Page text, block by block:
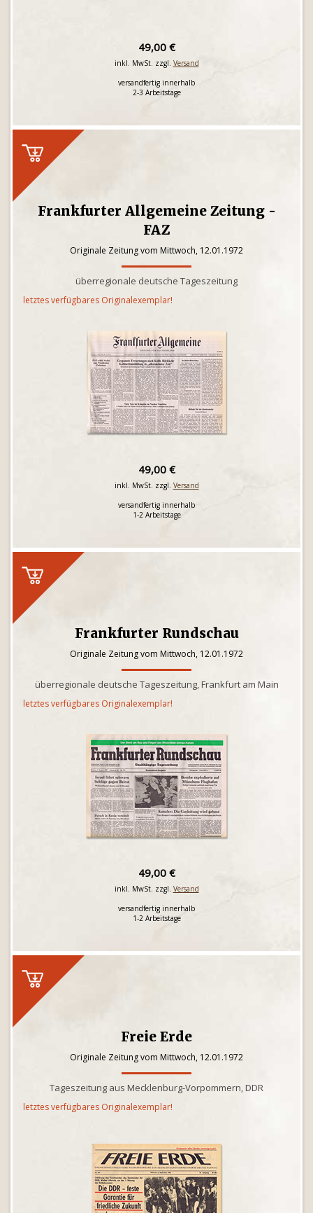
49,00 €
inkl. MwSt. zzgl. Versand
versandfertig innerhalb
2-3 Arbeitstage
Frankfurter Allgemeine Zeitung -
FAZ
Originale Zeitung vom Mittwoch, 12.01.1972
überregionale deutsche Tageszeitung
letztes verfügbares Originalexemplar!
49,00 €
inkl. MwSt. zzgl. Versand
versandfertig innerhalb
1-2 Arbeitstage
Frankfurter Rundschau
Originale Zeitung vom Mittwoch, 12.01.1972
überregionale deutsche Tageszeitung, Frankfurt am Main
letztes verfügbares Originalexemplar!
49,00 €
inkl. MwSt. zzgl. Versand
versandfertig innerhalb
1-2 Arbeitstage
Freie Erde
Originale Zeitung vom Mittwoch, 12.01.1972
Tageszeitung aus Mecklenburg-Vorpommern, DDR
letztes verfügbares Originalexemplar!